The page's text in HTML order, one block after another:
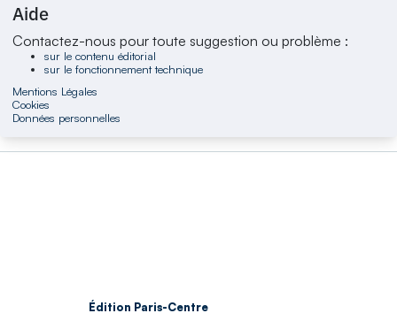
Aide
Contactez-nous pour toute suggestion ou problème :
sur le contenu éditorial
sur le fonctionnement technique
Mentions Légales
Cookies
Données personnelles
Édition Paris-Centre